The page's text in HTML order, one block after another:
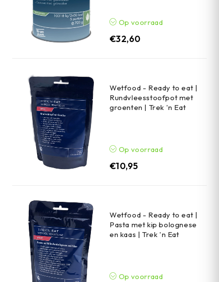
Op voorraad
€32,60
Wetfood - Ready to eat |
Rundvleesstoofpot met
groenten | Trek 'n Eat
Op voorraad
€10,95
Wetfood - Ready to eat |
Pasta met kip bolognese
en kaas | Trek 'n Eat
Op voorraad